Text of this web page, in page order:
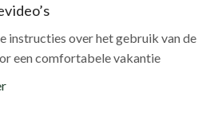
instructies over het gebruik van de
een comfortabele vakantie